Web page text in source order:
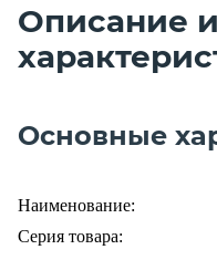
Описание и
Основные
Наименование:
Серия товара: